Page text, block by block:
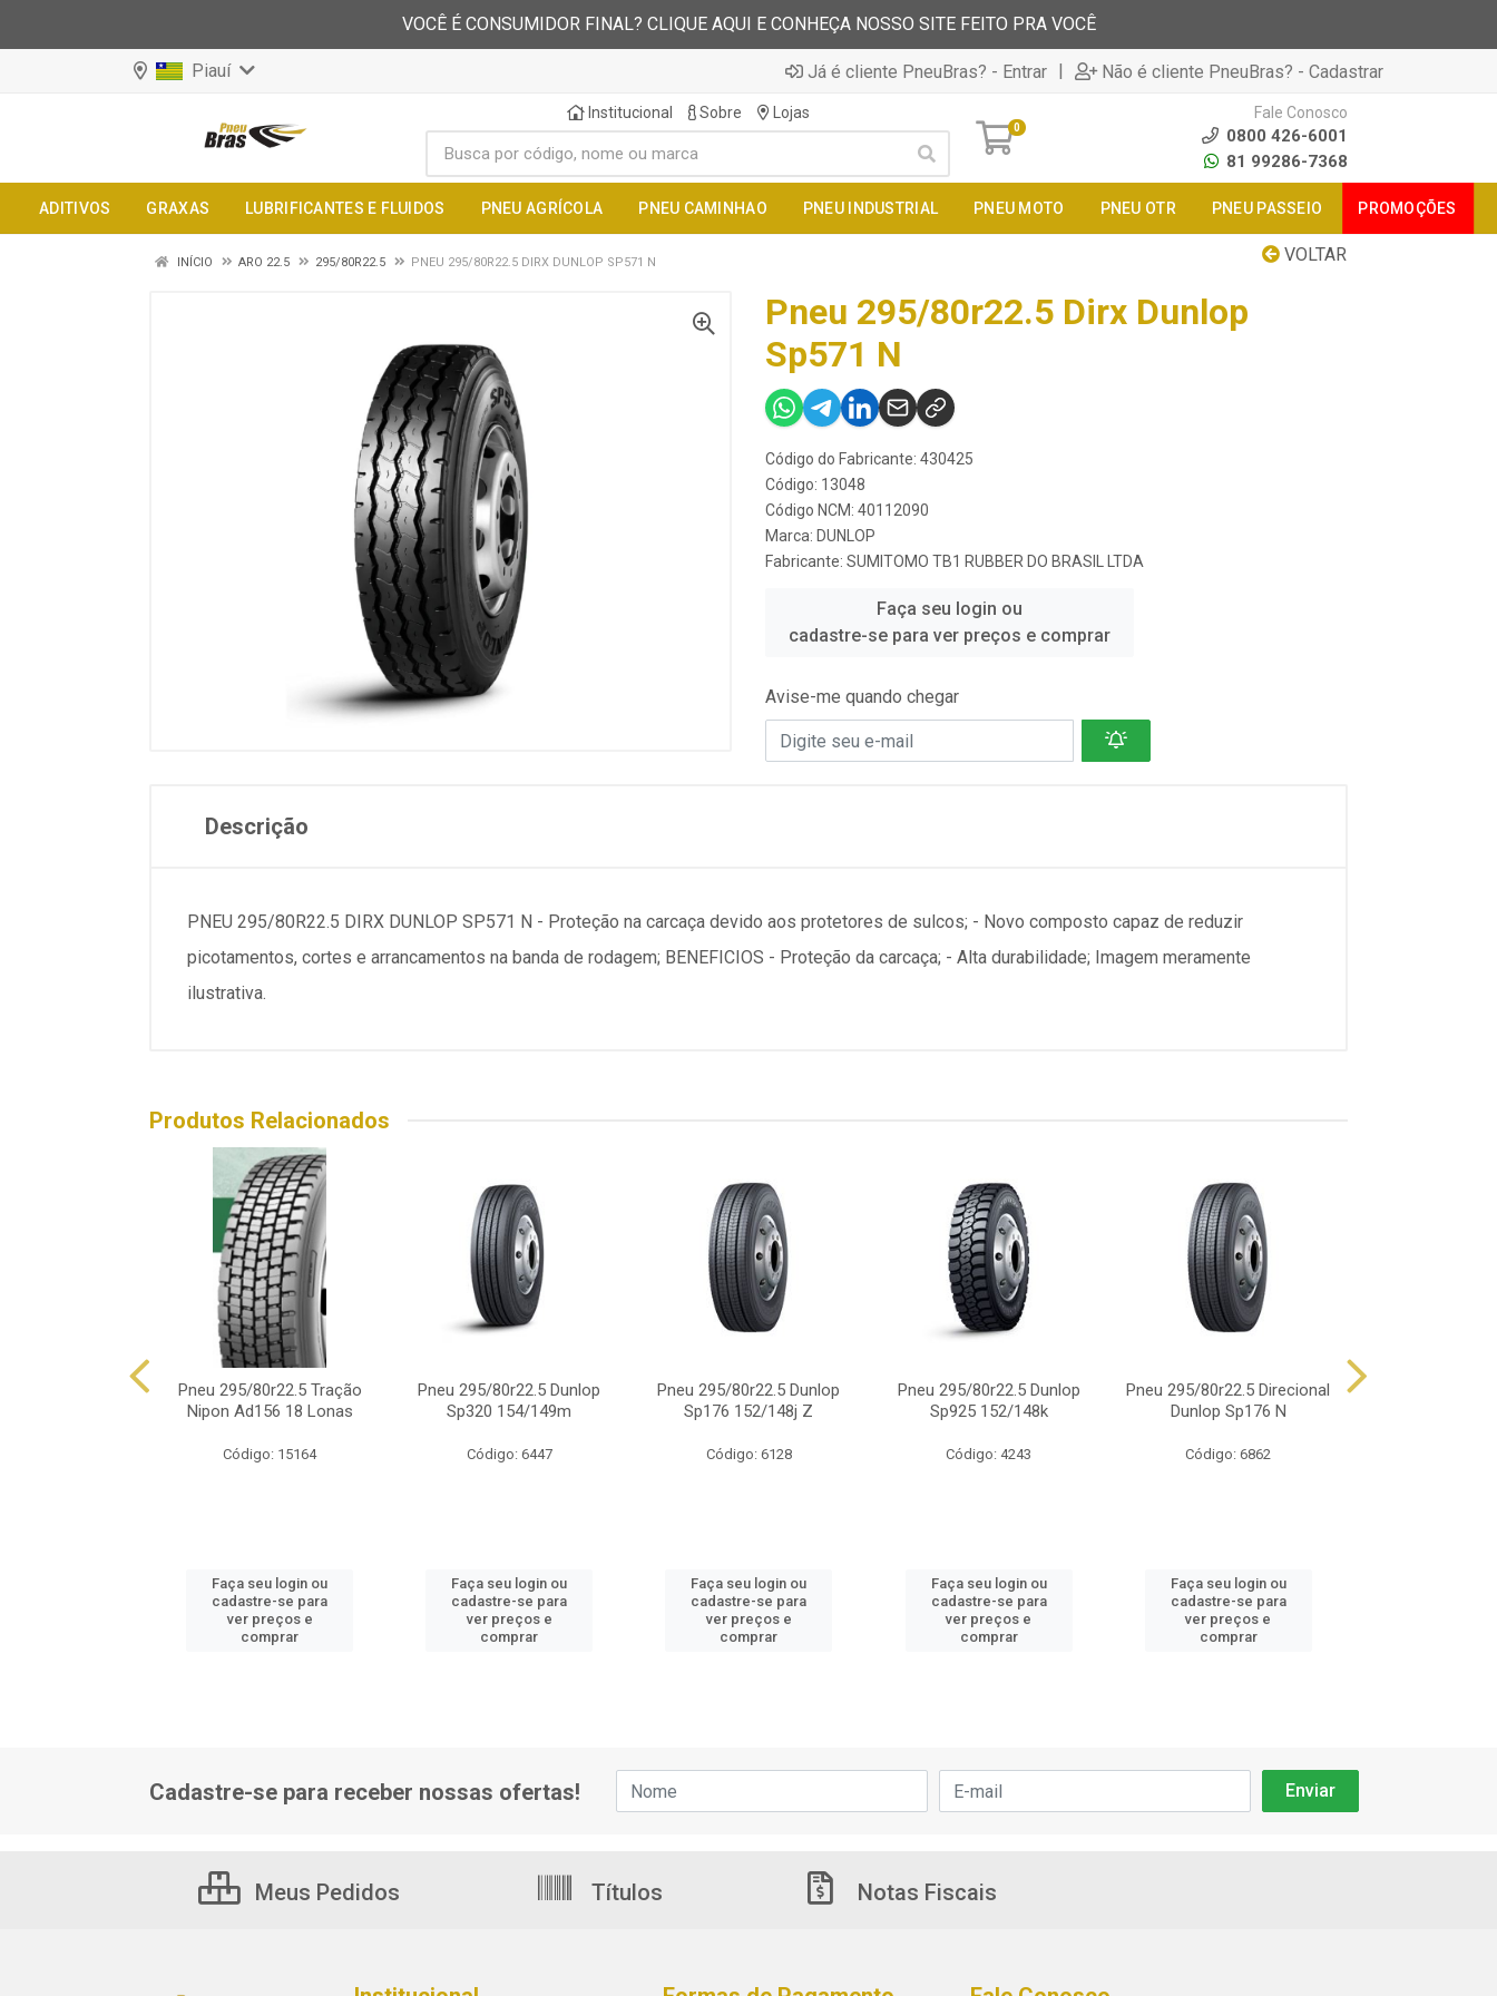
VOCÊ É CONSUMIDOR FINAL? CLIQUE AQUI E CONHEÇA NOSSO SITE FEITO PRA VOCÊ
Piauí Já é cliente PneuBras? - Entrar | Não é cliente PneuBras? - Cadastrar
Institucional Sobre Lojas
0
Fale Conosco
0800 426-6001
81 99286-7368
ADITIVOS GRAXAS LUBRIFICANTES E FLUIDOS PNEU AGRÍCOLA PNEU CAMINHAO PNEU INDUSTRIAL PNEU MOTO PNEU OTR PNEU PASSEIO PROMOÇÕES
VOLTAR
INÍCIO ARO 22.5 295/80R22.5 PNEU 295/80R22.5 DIRX DUNLOP SP571 N
Pneu 295/80r22.5 Dirx Dunlop
Sp571 N
Código do Fabricante: 430425
Código: 13048
Código NCM: 40112090
Marca: DUNLOP
Fabricante: SUMITOMO TB1 RUBBER DO BRASIL LTDA
Faça seu login ou
cadastre-se para ver preços e comprar
Avise-me quando chegar
Descrição
PNEU 295/80R22.5 DIRX DUNLOP SP571 N - Proteção na carcaça devido aos protetores de sulcos; - Novo composto capaz de reduzir
picotamentos, cortes e arrancamentos na banda de rodagem; BENEFICIOS - Proteção da carcaça; - Alta durabilidade; Imagem meramente
ilustrativa.
Produtos Relacionados
Pneu 295/80r22.5 Tração
Nipon Ad156 18 Lonas
Código: 15164
Faça seu login ou
cadastre-se para
ver preços e
comprar
Pneu 295/80r22.5 Dunlop
Sp320 154/149m
Código: 6447
Faça seu login ou
cadastre-se para
ver preços e
comprar
Pneu 295/80r22.5 Dunlop
Sp176 152/148j Z
Código: 6128
Faça seu login ou
cadastre-se para
ver preços e
comprar
Pneu 295/80r22.5 Dunlop
Sp925 152/148k
Código: 4243
Faça seu login ou
cadastre-se para
ver preços e
comprar
Pneu 295/80r22.5 Direcional
Dunlop Sp176 N
Código: 6862
Faça seu login ou
cadastre-se para
ver preços e
comprar
Cadastre-se para receber nossas ofertas!
Meus Pedidos Títulos Notas Fiscais